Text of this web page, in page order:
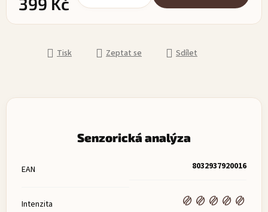
Měrná cena:
Tisk Zeptat se Sdílet
Senzorická analýza
EAN 8032937920016
Intenzita